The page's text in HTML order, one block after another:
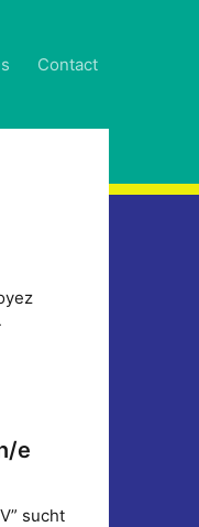
Contact
e
sucht